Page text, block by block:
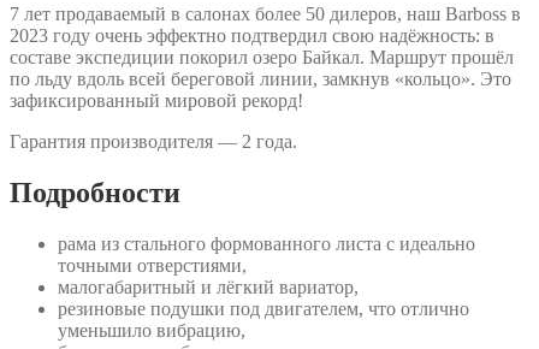
7 лет продаваемый в салонах более 50 дилеров, наш Barboss в
2023 году очень эффектно подтвердил свою надёжность: в
составе экспедиции покорил озеро Байкал. Маршрут прошёл
по льду вдоль всей береговой линии, замкнув «кольцо». Это
зафиксированный мировой рекорд!
Гарантия производителя — 2 года.
Подробности
рама из стального формованного листа с идеально
точными отверстиями,
малогабаритный и лёгкий вариатор,
резиновые подушки под двигателем, что отлично
уменьшило вибрацию,